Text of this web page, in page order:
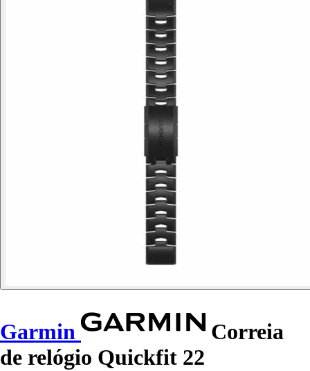
Garmin
Correia
de relógio Quickfit 22